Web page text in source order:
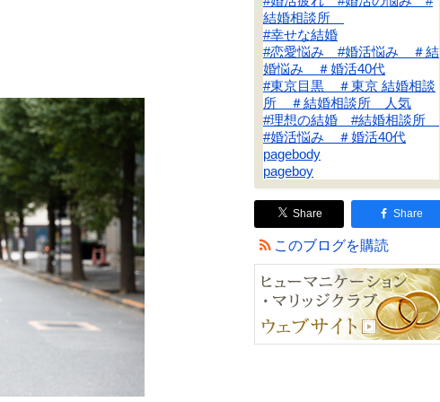
結婚相談所
#幸せな結婚
#恋愛悩み #婚活悩み ＃結
婚悩み ＃婚活40代
#東京目黒 ＃東京 結婚相談
所 ＃結婚相談所 人気
#理想の結婚 #結婚相談所
#婚活悩み ＃婚活40代
pagebody
pageboy
Share Share
このブログを購読